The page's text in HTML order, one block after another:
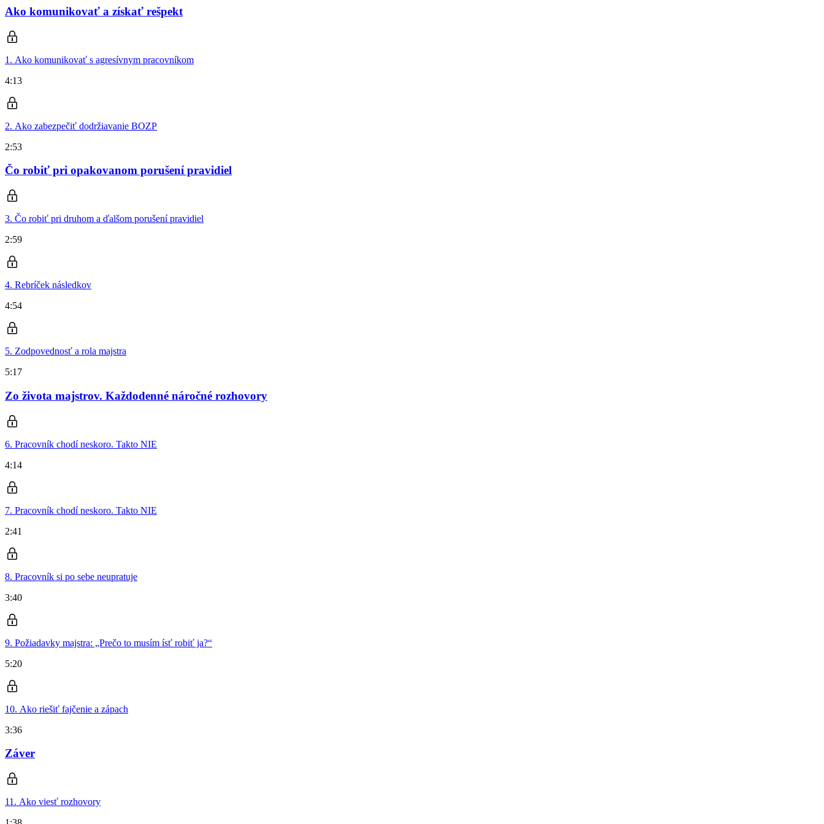
Ako komunikovať a získať rešpekt
1. Ako komunikovať s agresívnym pracovníkom
4:13
2. Ako zabezpečiť dodržiavanie BOZP
2:53
Čo robiť pri opakovanom porušení pravidiel
3. Čo robiť pri druhom a ďalšom porušení pravidiel
2:59
4. Rebríček následkov
4:54
5. Zodpovednosť a rola majstra
5:17
Zo života majstrov. Každodenné náročné rozhovory
6. Pracovník chodí neskoro. Takto NIE
4:14
7. Pracovník chodí neskoro. Takto NIE
2:41
8. Pracovník si po sebe neupratuje
3:40
9. Požiadavky majstra: „Prečo to musím ísť robiť ja?“
5:20
10. Ako riešiť fajčenie a zápach
3:36
Záver
11. Ako viesť rozhovory